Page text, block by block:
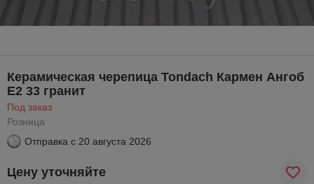
Керамическая черепица Tondach Кармен Ангоб
E2 33 гранит
Под заказ
Розница
Отправка с 20 августа 2026
Цену уточняйте